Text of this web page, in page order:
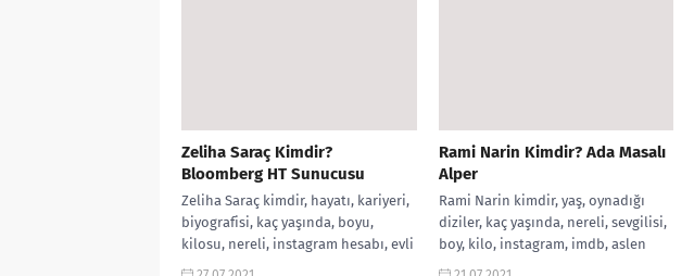
Zeliha Saraç Kimdir?
Bloomberg HT Sunucusu
Zeliha Saraç kimdir, hayatı, kariyeri,
biyografisi, kaç yaşında, boyu,
kilosu, nereli, instagram hesabı, evli
mi?, Bloomberg HT Sunucusu,
Rami Narin Kimdir? Ada Masalı
Alper
Rami Narin kimdir, yaş, oynadığı
diziler, kaç yaşında, nereli, sevgilisi,
boy, kilo, instagram, imdb, aslen
nereli, cornetto, eşi, ailesi, filmleri,...